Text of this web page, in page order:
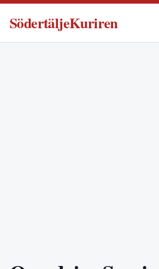
SödertäljeKuriren